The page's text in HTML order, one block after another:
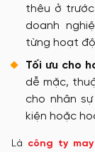
thêu ở
doanh
từng hoạt
Tối ưu cho
dễ mặc,
cho nhân
kiện hoặc
Là công ty